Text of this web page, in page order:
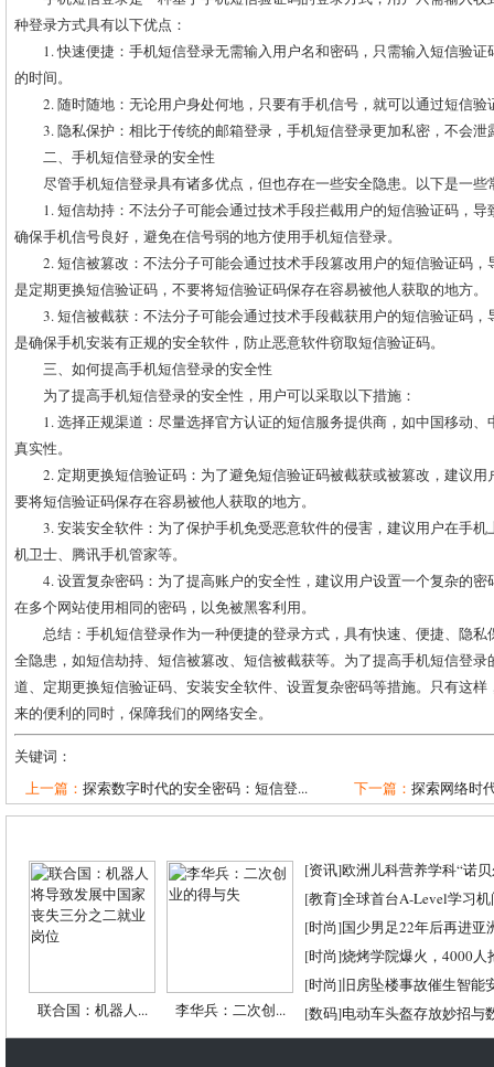
种登录方式具有以下优点：
1. 快速便捷：手机短信登录无需输入用户名和密码，只需输入短信验
的时间。
2. 随时随地：无论用户身处何地，只要有手机信号，就可以通过短信
3. 隐私保护：相比于传统的邮箱登录，手机短信登录更加私密，不会泄
二、手机短信登录的安全性
尽管手机短信登录具有诸多优点，但也存在一些安全隐患。以下是一
1. 短信劫持：不法分子可能会通过技术手段拦截用户的短信验证码，
确保手机信号良好，避免在信号弱的地方使用手机短信登录。
2. 短信被篡改：不法分子可能会通过技术手段篡改用户的短信验证码
是定期更换短信验证码，不要将短信验证码保存在容易被他人获取的地方。
3. 短信被截获：不法分子可能会通过技术手段截获用户的短信验证码
是确保手机安装有正规的安全软件，防止恶意软件窃取短信验证码。
三、如何提高手机短信登录的安全性
为了提高手机短信登录的安全性，用户可以采取以下措施：
1. 选择正规渠道：尽量选择官方认证的短信服务提供商，如中国移动
真实性。
2. 定期更换短信验证码：为了避免短信验证码被截获或被篡改，建议
要将短信验证码保存在容易被他人获取的地方。
3. 安装安全软件：为了保护手机免受恶意软件的侵害，建议用户在手
机卫士、腾讯手机管家等。
4. 设置复杂密码：为了提高账户的安全性，建议用户设置一个复杂的
在多个网站使用相同的密码，以免被黑客利用。
总结：手机短信登录作为一种便捷的登录方式，具有快速、便捷、隐
全隐患，如短信劫持、短信被篡改、短信被截获等。为了提高手机短信登
道、定期更换短信验证码、安装安全软件、设置复杂密码等措施。只有这
来的便利的同时，保障我们的网络安全。
关键词：
上一篇： 探索数字时代的安全密码：短信登... 下一篇： 探索网络时
联合国：机器人... 李华兵：二次创...
[资讯]欧洲儿科营养学科“诺
[教育]全球首台A-Level学习
[时尚]国少男足22年后再进亚
[时尚]烧烤学院爆火，4000人
[时尚]旧房坠楼事故催生智能
[数码]电动车头盔存放妙招与